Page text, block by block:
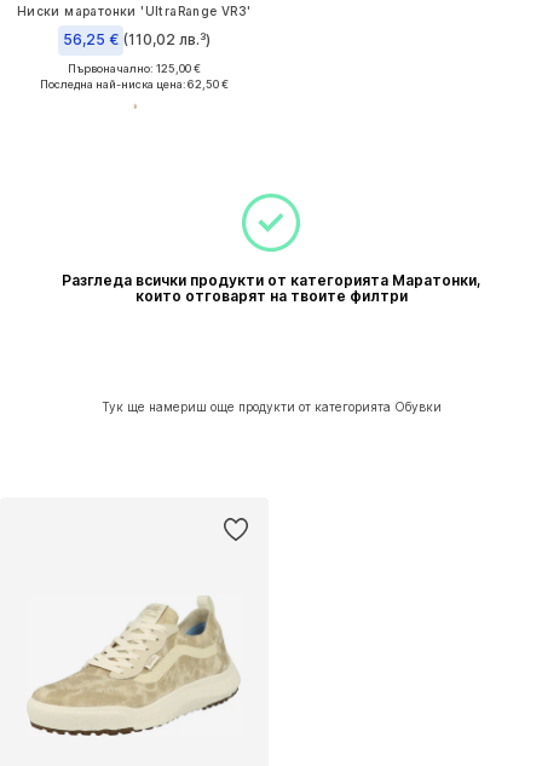
Ниски маратонки 'UltraRange VR3'
56,25 € (110,02 лв.³)
Първоначално: 125,00 €
Последна най-ниска цена:62,50 €
Разгледа всички продукти от категорията Маратонки,
които отговарят на твоите филтри
Тук ще намериш още продукти от категорията Обувки